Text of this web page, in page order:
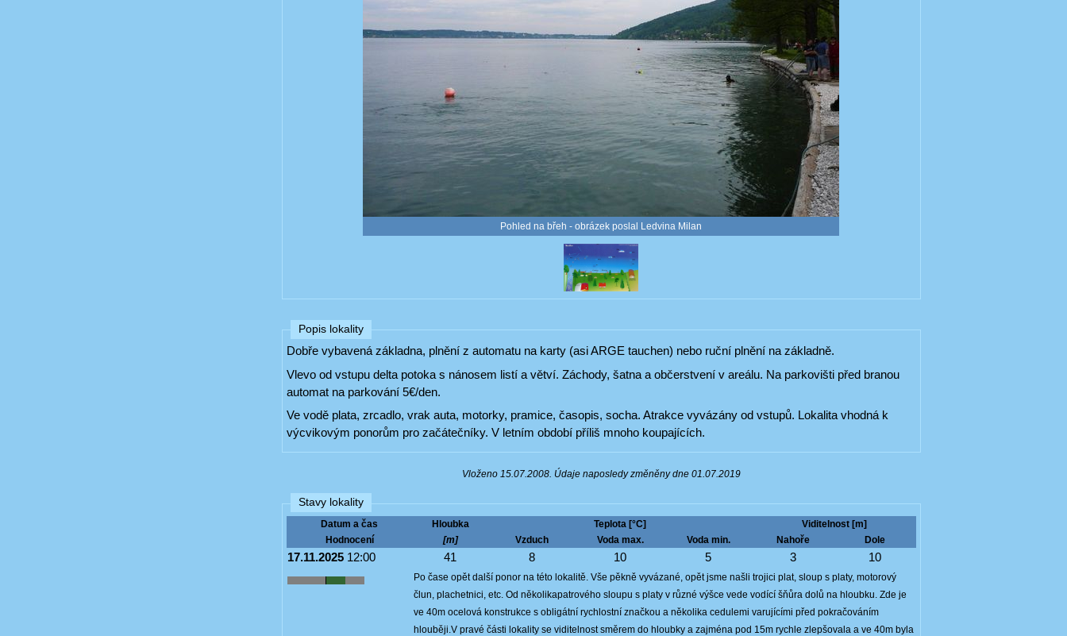
Pohled na břeh - obrázek poslal Ledvina Milan
Popis lokality
Dobře vybavená základna, plnění z automatu na karty (asi ARGE tauchen) nebo ruční plnění na základně.
Vlevo od vstupu delta potoka s nánosem listí a větví. Záchody, šatna a občerstvení v areálu. Na parkovišti před branou
automat na parkování 5€/den.
Ve vodě plata, zrcadlo, vrak auta, motorky, pramice, časopis, socha. Atrakce vyvázány od vstupů. Lokalita vhodná k
výcvikovým ponorům pro začátečníky. V letním období příliš mnoho koupajících.
Vloženo 15.07.2008. Údaje naposledy změněny dne 01.07.2019
Stavy lokality
Datum a čas Hloubka Teplota [°C]
Viditelnost [m]
Hodnocení
[m] Vzduch Voda max. Voda min. Nahoře Dole
17.11.202512:00 41 8 10 5 3 10
Po čase opět další ponor na této lokalitě. Vše pěkně vyvázané, opět jsme našli trojici plat, sloup s platy, motorový
člun, plachetnici, etc. Od několikapatrového sloupu s platy v různé výšce vede vodící šňůra dolů na hloubku. Zde je
ve 40m ocelová konstrukce s obligátní rychlostní značkou a několika cedulemi varujícími před pokračováním
hlouběji.V pravé části lokality se viditelnost směrem do hloubky a zajména pod 15m rychle zlepšovala a ve 40m byla